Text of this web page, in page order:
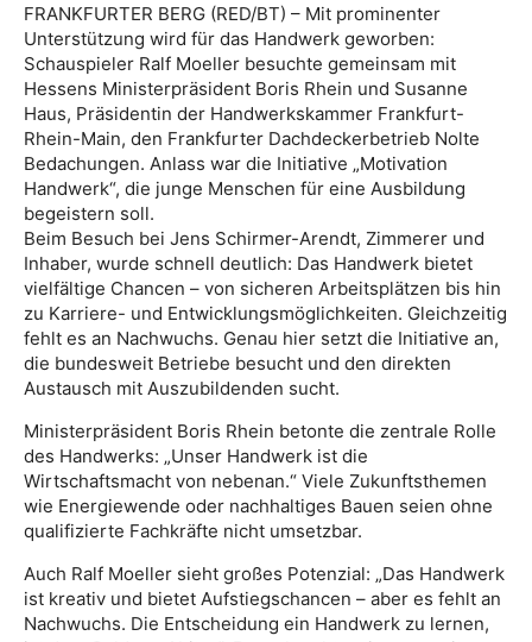
FRANKFURTER BERG (RED/BT) – Mit prominenter
Unterstützung wird für das Handwerk geworben:
Schauspieler Ralf Moeller besuchte gemeinsam mit
Hessens Ministerpräsident Boris Rhein und Susanne
Haus, Präsidentin der Handwerkskammer Frankfurt-
Rhein-Main, den Frankfurter Dachdeckerbetrieb Nolte
Bedachungen. Anlass war die Initiative „Motivation
Handwerk“, die junge Menschen für eine Ausbildung
begeistern soll.
Beim Besuch bei Jens Schirmer-Arendt, Zimmerer und
Inhaber, wurde schnell deutlich: Das Handwerk bietet
vielfältige Chancen – von sicheren Arbeitsplätzen bis hin
zu Karriere- und Entwicklungsmöglichkeiten. Gleichzeitig
fehlt es an Nachwuchs. Genau hier setzt die Initiative an,
die bundesweit Betriebe besucht und den direkten
Austausch mit Auszubildenden sucht.
Ministerpräsident Boris Rhein betonte die zentrale Rolle
des Handwerks: „Unser Handwerk ist die
Wirtschaftsmacht von nebenan.“ Viele Zukunftsthemen
wie Energiewende oder nachhaltiges Bauen seien ohne
qualifizierte Fachkräfte nicht umsetzbar.
Auch Ralf Moeller sieht großes Potenzial: „Das Handwerk
ist kreativ und bietet Aufstiegschancen – aber es fehlt an
Nachwuchs. Die Entscheidung ein Handwerk zu lernen,